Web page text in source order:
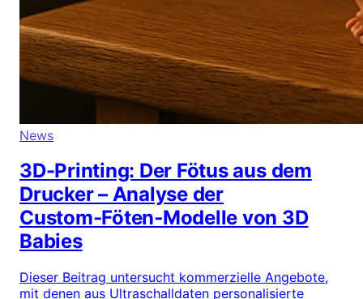
News
3D-Printing: Der Fötus aus dem
Drucker – Analyse der
Custom‑Föten‑Modelle von 3D
Babies
Dieser Beitrag untersucht kommerzielle Angebote,
mit denen aus Ultraschalldaten personalisierte